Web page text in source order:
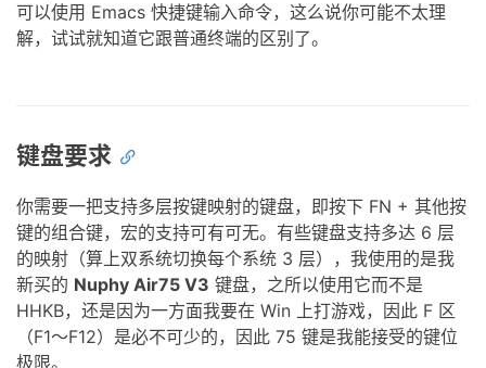
可以使用 Emacs 快捷键输入命令，这么说你可能不太理
解，试试就知道它跟普通终端的区别了。
键盘要求
你需要一把支持多层按键映射的键盘，即按下 FN + 其他按
键的组合键，宏的支持可有可无。有些键盘支持多达 6 层
的映射（算上双系统切换每个系统 3 层），我使用的是我
新买的 Nuphy Air75 V3 键盘，之所以使用它而不是
HHKB，还是因为一方面我要在 Win 上打游戏，因此 F 区
（F1～F12）是必不可少的，因此 75 键是我能接受的键位
极限。